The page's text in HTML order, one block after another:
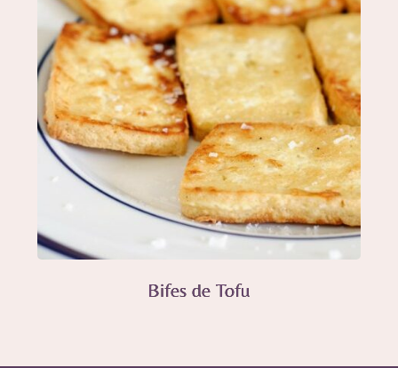
Bifes de Tofu